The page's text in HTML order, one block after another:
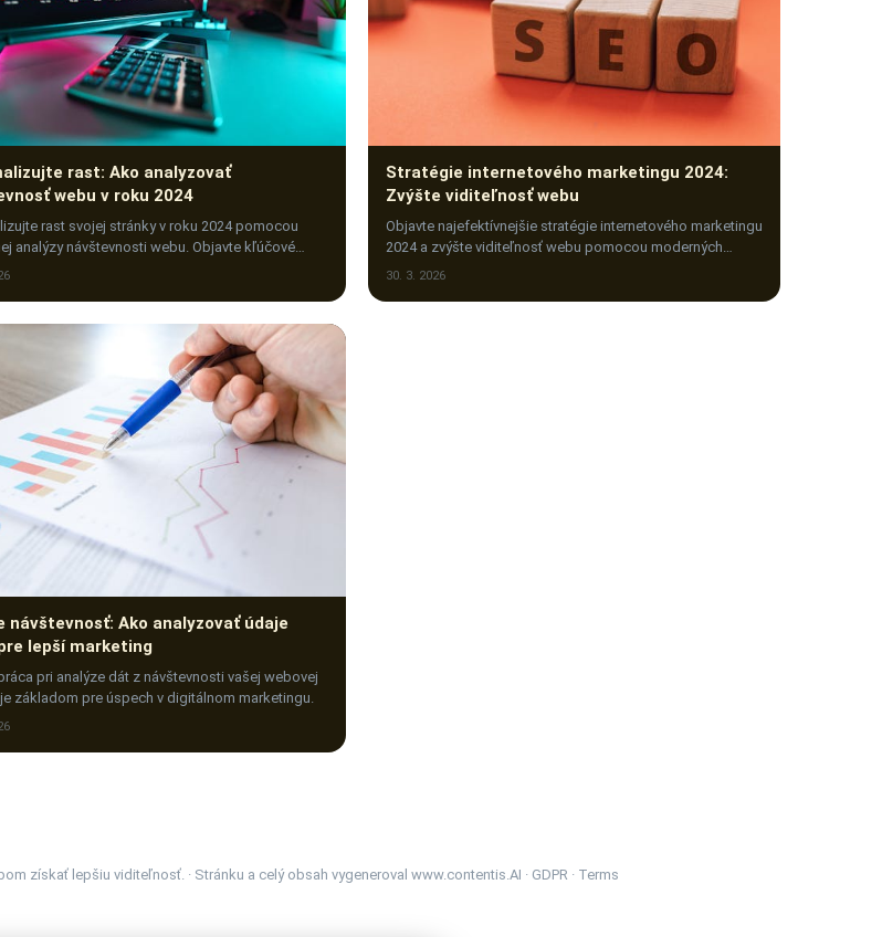
rast: Ako analyzovať
webu v roku 2024
rast svojej stránky v roku 2024 pomocou
analýzy návštevnosti webu. Objavte kľúčové
zlepšite online výkon!
Stratégie internetového marketingu 2024:
Zvýšte viditeľnosť webu
Objavte najefektívnejšie stratégie internetového marketingu
2024 a zvýšte viditeľnosť webu pomocou moderných
techník, ktoré prinášajú viac návštevníkov a konverzií.
30. 3. 2026
návštevnosť: Ako analyzovať údaje
lepší marketing
pri analýze dát z návštevnosti vašej webovej
základom pre úspech v digitálnom marketingu.
získať lepšiu viditeľnosť. · Stránku a celý obsah vygeneroval www.contentis.AI · GDPR · Terms